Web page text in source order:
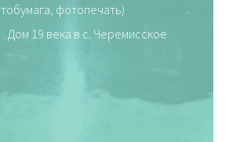
фотопечать)
Дом 19 века в с. Черемисское